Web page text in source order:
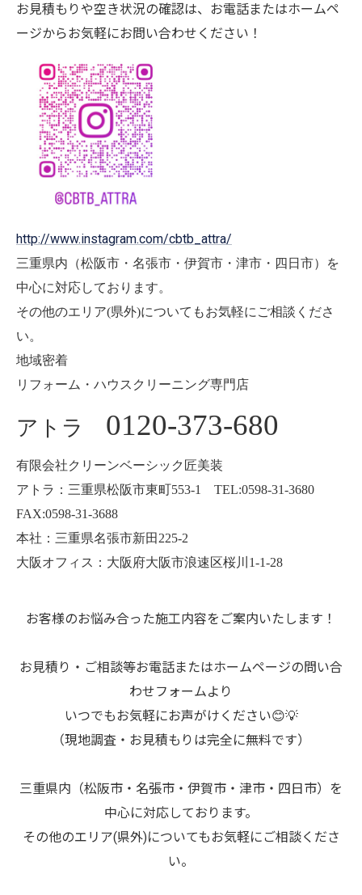
お見積もりや空き状況の確認は、お電話またはホームペ
ージからお気軽にお問い合わせください！
http://www.instagram.com/cbtb_attra/
三重県内（松阪市・名張市・伊賀市・津市・四日市）を
中心に対応しております。
その他のエリア(県外)についてもお気軽にご相談くださ
い。
地域密着
リフォーム・ハウスクリーニング専門店
アトラ 0120-373-680
有限会社クリーンベーシック匠美装
アトラ：三重県松阪市東町553-1 TEL:0598-31-3680
FAX:0598-31-3688
本社：三重県名張市新田225-2
大阪オフィス：大阪府大阪市浪速区桜川1-1-28
お客様のお悩み合った施工内容をご案内いたします！
お見積り・ご相談等お電話またはホームページの問い合
わせフォームより
いつでもお気軽にお声がけください😊💡
（現地調査・お見積もりは完全に無料です）
三重県内（松阪市・名張市・伊賀市・津市・四日市）を
中心に対応しております。
その他のエリア(県外)についてもお気軽にご相談くださ
い。